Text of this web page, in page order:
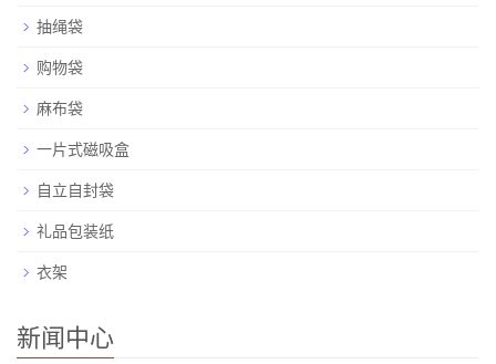
抽绳袋
购物袋
麻布袋
一片式磁吸盒
自立自封袋
礼品包装纸
衣架
新闻中心